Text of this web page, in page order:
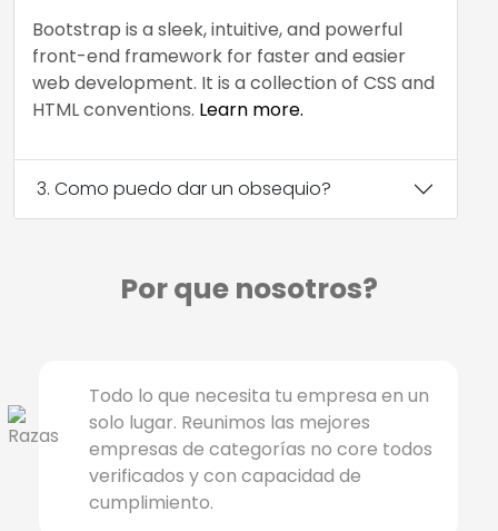
Bootstrap is a sleek, intuitive, and powerful
front-end framework for faster and easier
web development. It is a collection of CSS and
HTML conventions. Learn more.
3. Como puedo dar un obsequio?
Por que nosotros?
Todo lo que necesita tu empresa en un
solo lugar. Reunimos las mejores
empresas de categorías no core todos
verificados y con capacidad de
cumplimiento.